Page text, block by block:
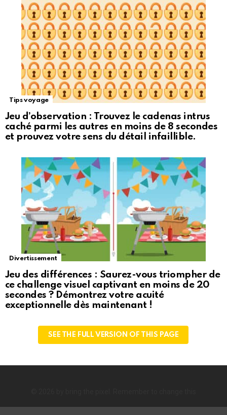
Tips voyage
Jeu d’observation : Trouvez le cadenas intrus
caché parmi les autres en moins de 8 secondes
et prouvez votre sens du détail infaillible.
Divertissement
Jeu des différences : Saurez-vous triompher de
ce challenge visuel captivant en moins de 20
secondes ? Démontrez votre acuité
exceptionnelle dès maintenant !
SEE THE FULL VERSION OF THIS PAGE